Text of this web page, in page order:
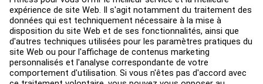
Centre de services
Centre d’éducation
Environ
Trouver un distributeur